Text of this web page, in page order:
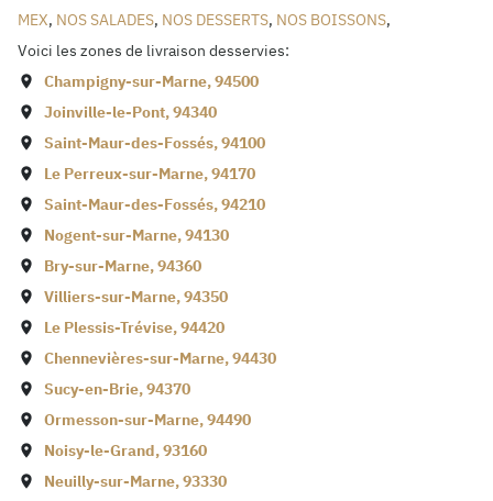
MEX, NOS SALADES, NOS DESSERTS, NOS BOISSONS,
Voici les zones de livraison desservies:
Champigny-sur-Marne,94500
Joinville-le-Pont,94340
Saint-Maur-des-Fossés,94100
Le Perreux-sur-Marne,94170
Saint-Maur-des-Fossés,94210
Nogent-sur-Marne,94130
Bry-sur-Marne,94360
Villiers-sur-Marne,94350
Le Plessis-Trévise,94420
Chennevières-sur-Marne,94430
Sucy-en-Brie,94370
Ormesson-sur-Marne,94490
Noisy-le-Grand,93160
Neuilly-sur-Marne,93330